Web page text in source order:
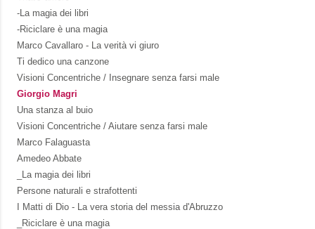
-La magia dei libri
-Riciclare è una magia
Marco Cavallaro - La verità vi giuro
Ti dedico una canzone
Visioni Concentriche / Insegnare senza farsi male
Giorgio Magri
Una stanza al buio
Visioni Concentriche / Aiutare senza farsi male
Marco Falaguasta
Amedeo Abbate
_La magia dei libri
Persone naturali e strafottenti
I Matti di Dio - La vera storia del messia d'Abruzzo
_Riciclare è una magia